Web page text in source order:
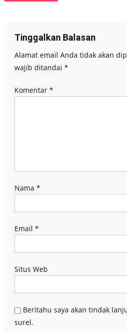
Tinggalkan Balasan
Alamat email Anda tidak akan
wajib ditandai *
Komentar *
Nama *
Email *
Situs Web
Beritahu saya akan tindak
surel.